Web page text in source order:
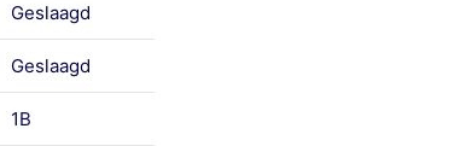
Geslaagd
Geslaagd
1B